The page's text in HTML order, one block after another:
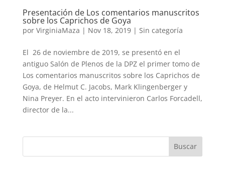
Presentación de Los comentarios manuscritos
sobre los Caprichos de Goya
por VirginiaMaza | Nov 18, 2019| Sin categoría
El 26 de noviembre de 2019, se presentó en el
antiguo Salón de Plenos de la DPZ el primer tomo de
Los comentarios manuscritos sobre los Caprichos de
Goya, de Helmut C. Jacobs, Mark Klingenberger y
Nina Preyer. En el acto intervinieron Carlos Forcadell,
director de la...